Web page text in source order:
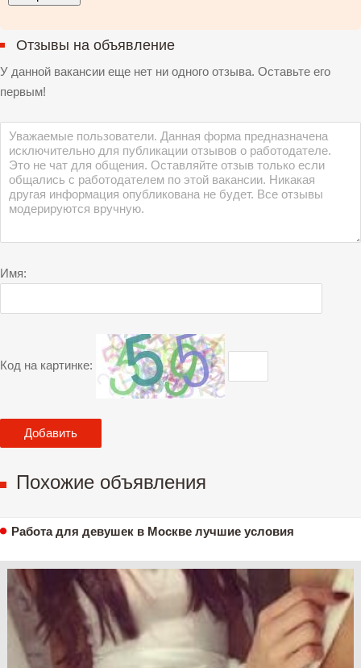
Отзывы на объявление
У данной вакансии еще нет ни одного отзыва. Оставьте его
первым!
Имя:
Код на картинке:
Похожие объявления
Работа для девушек в Москве лучшие условия